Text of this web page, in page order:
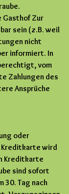
Gasthof Zur
sein (z.B. weil
nicht
informiert. In
vom
Zahlungen des
Ansprüche
oder
Kreditkarte wird
Kreditkarte
sind sofort
30. Tag nach